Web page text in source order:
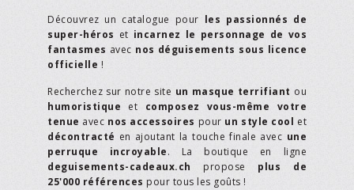
Découvrez un catalogue pour les passionnés de
super-héros et incarnez le personnage de vos
fantasmes avec nos déguisements sous licence
officielle !
Recherchez sur notre site un masque terrifiant ou
humoristique et composez vous-même votre
tenue avec nos accessoires pour un style cool et
décontracté en ajoutant la touche finale avec une
perruque incroyable. La boutique en ligne
deguisements-cadeaux.ch propose plus de
25'000 références pour tous les goûts !